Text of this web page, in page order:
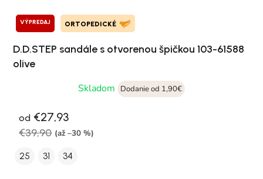
VÝPREDAJ ORTOPEDICKÉ
D.D.STEP sandále s otvorenou špičkou 103-61588
olive
Skladom
Dodanie od 1,90€
od €27,93
€39,90 (až –30 %)
25 31 34